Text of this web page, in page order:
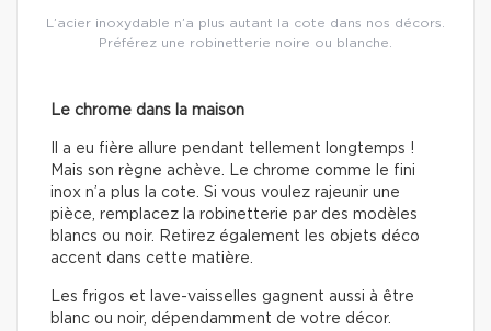
L’acier inoxydable n’a plus autant la cote dans nos décors.
Préférez une robinetterie noire ou blanche.
Le chrome dans la maison
Il a eu fière allure pendant tellement longtemps !
Mais son règne achève. Le chrome comme le fini
inox n’a plus la cote. Si vous voulez rajeunir une
pièce, remplacez la robinetterie par des modèles
blancs ou noir. Retirez également les objets déco
accent dans cette matière.
Les frigos et lave-vaisselles gagnent aussi à être
blanc ou noir, dépendamment de votre décor.